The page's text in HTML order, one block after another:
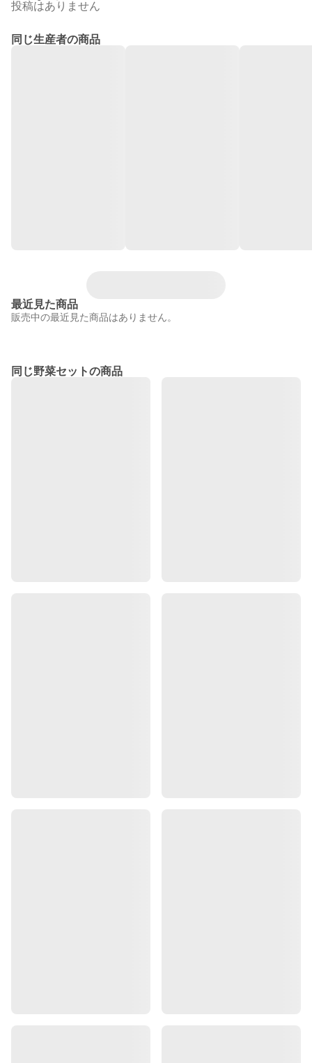
投稿はありません
同じ生産者の商品
最近見た商品
販売中の最近見た商品はありません。
同じ野菜セットの商品